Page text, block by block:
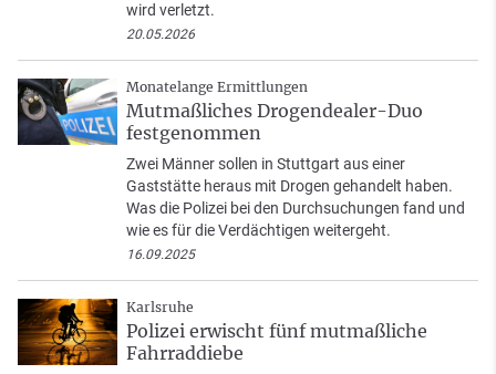
wird verletzt.
20.05.2026
Monatelange Ermittlungen
Mutmaßliches Drogendealer-Duo
festgenommen
Zwei Männer sollen in Stuttgart aus einer
Gaststätte heraus mit Drogen gehandelt haben.
Was die Polizei bei den Durchsuchungen fand und
wie es für die Verdächtigen weitergeht.
16.09.2025
Karlsruhe
Polizei erwischt fünf mutmaßliche
Fahrraddiebe